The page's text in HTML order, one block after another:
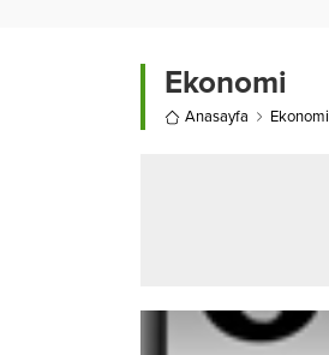
Ekonomi
Anasayfa Ekonomi